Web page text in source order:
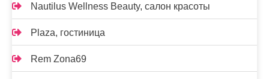
Nautilus Wellness Beauty, салон красоты
Plaza, гостиница
Rem Zona69